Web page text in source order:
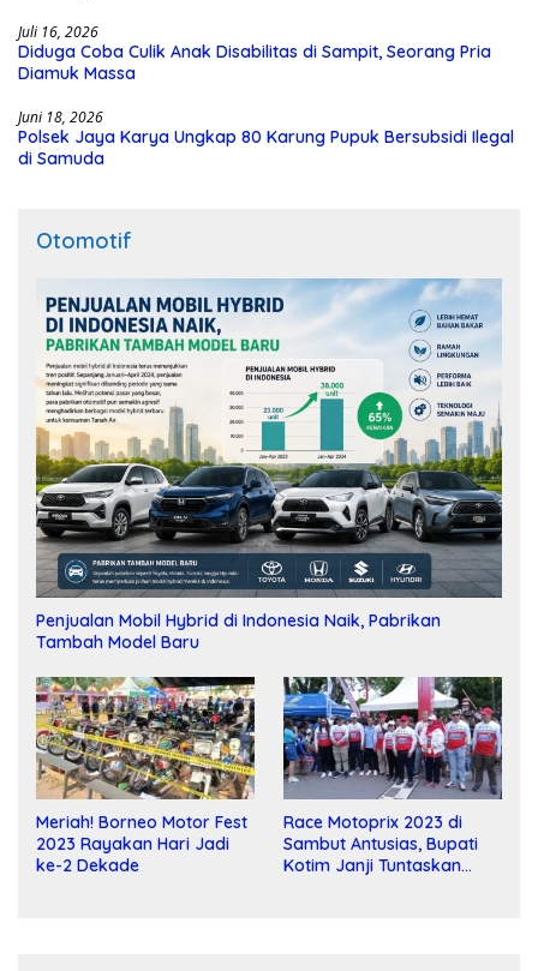
Juli 16, 2026
Diduga Coba Culik Anak Disabilitas di Sampit, Seorang Pria
Diamuk Massa
Juni 18, 2026
Polsek Jaya Karya Ungkap 80 Karung Pupuk Bersubsidi Ilegal
di Samuda
Otomotif
Penjualan Mobil Hybrid di Indonesia Naik, Pabrikan
Tambah Model Baru
Meriah! Borneo Motor Fest
2023 Rayakan Hari Jadi
ke-2 Dekade
Race Motoprix 2023 di
Sambut Antusias, Bupati
Kotim Janji Tuntaskan